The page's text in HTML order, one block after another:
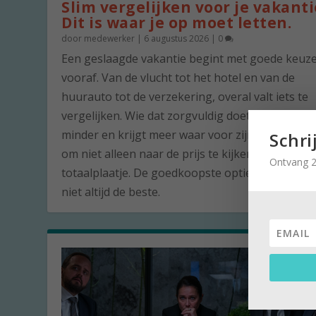
Slim vergelijken voor je
Dit is waar je op moet letten.
door medewerker | 6 augustus 2026 | 0
Een geslaagde vakantie begint met goede
vooraf. Van de vlucht tot het hotel en van de
huurauto tot de verzekering, overal valt iets te
vergelijken. Wie dat zorgvuldig doet, betaalt vaak
minder en krijgt meer waar voor zijn geld. De
om niet alleen naar de prijs te kijken, maar naar
totaalplaatje. De goedkoopste optie is namelijk
niet altijd de beste.
Ontvang